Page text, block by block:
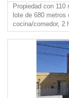
Propiedad con
lote de 680
cocina/comedor, 2